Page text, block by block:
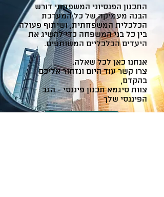
התכנון הפנסיוני המשפחתי דורש
הבנה מעמיקה של כל המערכת
הכלכלית המשפחתית, ושיתוף פעולה
בין כל בני המשפחה כדי להשיג את
היעדים הכלכליים המשותפים.
אנחנו כאן לכל שאלה.
צרו קשר עוד היום ונזחור אליכם
בהקדם,
צוות סיגמא תכנון פיננסי - הגב
הפיננסי שלך